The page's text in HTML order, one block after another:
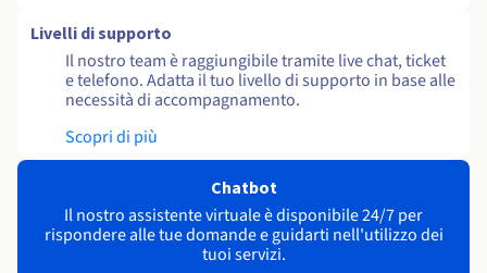
Livelli di supporto
Il nostro team è raggiungibile tramite live chat, ticket
e telefono. Adatta il tuo livello di supporto in base alle
necessità di accompagnamento.
Scopri di più
Chatbot
Il nostro assistente virtuale è disponibile 24/7 per
rispondere alle tue domande e guidarti nell'utilizzo dei
tuoi servizi.